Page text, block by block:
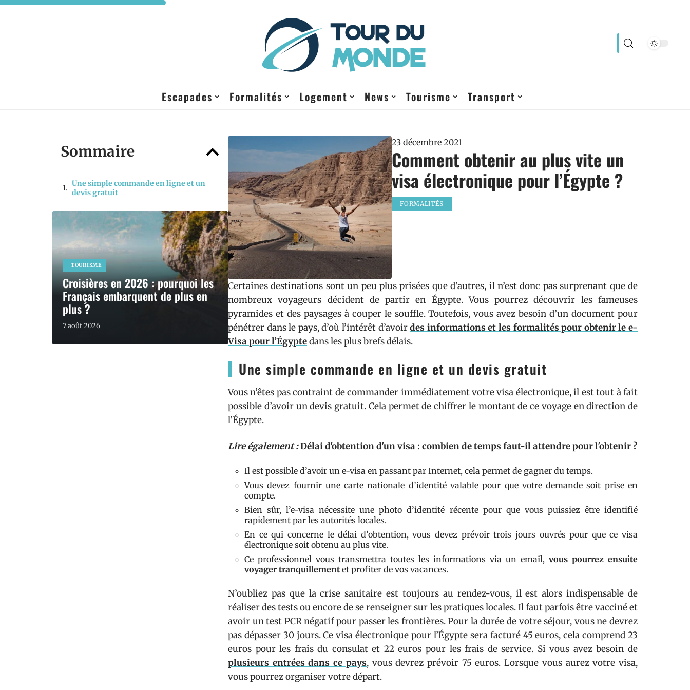
Escapades Formalités Logement News Tourisme Transport
Sommaire
Une simple commande en ligne et un
devis gratuit
TOURISME
Croisières en 2026 : pourquoi les
Français embarquent de plus en
plus ?
7 août 2026
23 décembre 2021
Comment obtenir au plus vite un
visa électronique pour l’Égypte ?
FORMALITÉS
Certaines destinations sont un peu plus prisées que d’autres, il n’est donc pas surprenant que de
nombreux voyageurs décident de partir en Égypte. Vous pourrez découvrir les fameuses
pyramides et des paysages à couper le souffle. Toutefois, vous avez besoin d’un document pour
pénétrer dans le pays, d’où l’intérêt d’avoirdes informations et les formalités pour obtenir le e-
Visa pour l’Égyptedans les plus brefs délais.
Une simple commande en ligne et un devis gratuit
Vous n’êtes pas contraint de commander immédiatement votre visa électronique, il est tout à fait
possible d’avoir un devis gratuit. Cela permet de chiffrer le montant de ce voyage en direction de
l’Égypte.
Lire également :Délai d'obtention d'un visa : combien de temps faut-il attendre pour l'obtenir ?
Il est possible d’avoir un e-visa en passant par Internet, cela permet de gagner du temps.
Vous devez fournir une carte nationale d’identité valable pour que votre demande soit prise en
compte.
Bien sûr, l’e-visa nécessite une photo d’identité récente pour que vous puissiez être identifié
rapidement par les autorités locales.
En ce qui concerne le délai d’obtention, vous devez prévoir trois jours ouvrés pour que ce visa
électronique soit obtenu au plus vite.
Ce professionnel vous transmettra toutes les informations via un email, vous pourrez ensuite
voyager tranquillement et profiter de vos vacances.
N’oubliez pas que la crise sanitaire est toujours au rendez-vous, il est alors indispensable de
réaliser des tests ou encore de se renseigner sur les pratiques locales. Il faut parfois être vacciné et
avoir un test PCR négatif pour passer les frontières. Pour la durée de votre séjour, vous ne devrez
pas dépasser 30 jours. Ce visa électronique pour l’Égypte sera facturé 45 euros, cela comprend 23
euros pour les frais du consulat et 22 euros pour les frais de service. Si vous avez besoin de
plusieurs entrées dans ce pays, vous devrez prévoir 75 euros. Lorsque vous aurez votre visa,
vous pourrez organiser votre départ.